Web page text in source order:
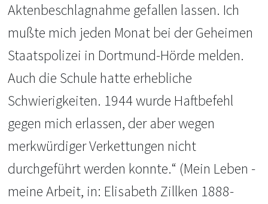
Aktenbeschlagnahme gefallen lassen. Ich
mußte mich jeden Monat bei der Geheimen
Staatspolizei in Dortmund-Hörde melden.
Auch die Schule hatte erhebliche
Schwierigkeiten. 1944 wurde Haftbefehl
gegen mich erlassen, der aber wegen
merkwürdiger Verkettungen nicht
durchgeführt werden konnte.“ (Mein Leben -
meine Arbeit, in: Elisabeth Zillken 1888-